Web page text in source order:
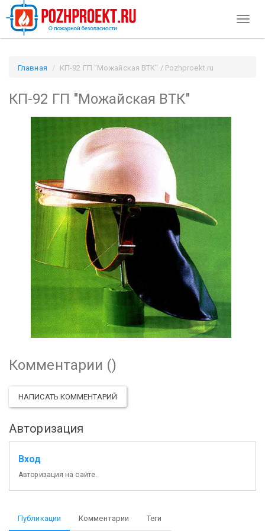
Главная КП-92 ГП "Можайская ВТК" / Pozhproekt.ru
КП-92 ГП "Можайская ВТК"
Комментарии ()
НАПИСАТЬ КОММЕНТАРИЙ
Авторизация
Вход
Авторизация на сайте.
Публикации Комментарии Теги